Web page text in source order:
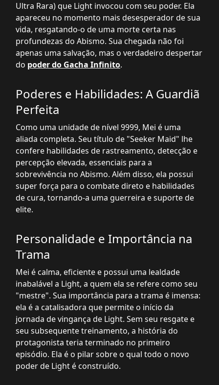
Ultra Rara) que Light invocou com seu poder. Ela
apareceu no momento mais desesperador de sua
vida, resgatando-o de uma morte certa nas
profundezas do Abismo. Sua chegada não foi
apenas uma salvação, mas o verdadeiro despertar
do poder do Gacha Infinito.
Poderes e Habilidades: A Guardiã
Perfeita
Como uma unidade de nível 9999, Mei é uma
aliada completa. Seu título de "Seeker Maid" lhe
confere habilidades de rastreamento, detecção e
percepção elevada, essenciais para a
sobrevivência no Abismo. Além disso, ela possui
super força para o combate direto e habilidades
de cura, tornando-a uma guerreira e suporte de
elite.
Personalidade e Importância na
Trama
Mei é calma, eficiente e possui uma lealdade
inabalável a Light, a quem ela se refere como seu
"mestre". Sua importância para a trama é imensa:
ela é a catalisadora que permite o início da
jornada de vingança de Light. Sem seu resgate e
seu subsequente treinamento, a história do
protagonista teria terminado no primeiro
episódio. Ela é o pilar sobre o qual todo o novo
poder de Light é construído.